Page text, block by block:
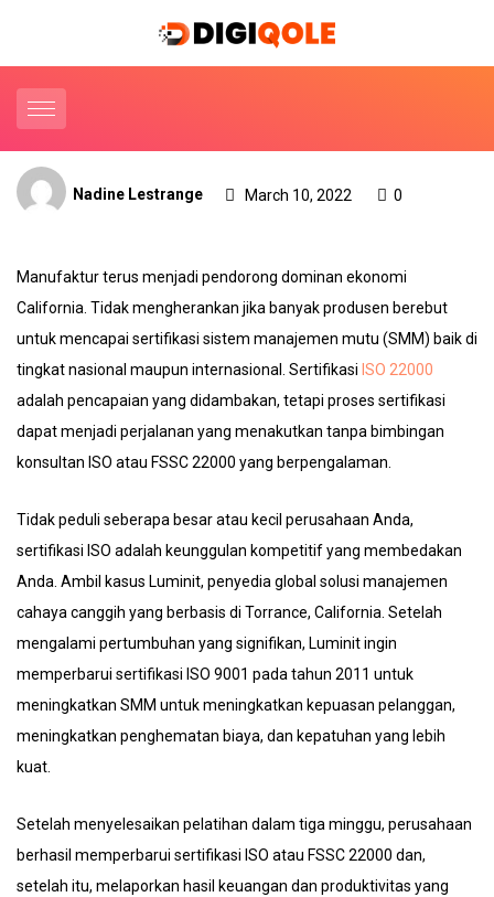
Nadine Lestrange March 10, 2022 0
Manufaktur terus menjadi pendorong dominan ekonomi
California. Tidak mengherankan jika banyak produsen berebut
untuk mencapai sertifikasi sistem manajemen mutu (SMM) baik di
tingkat nasional maupun internasional. Sertifikasi ISO 22000
adalah pencapaian yang didambakan, tetapi proses sertifikasi
dapat menjadi perjalanan yang menakutkan tanpa bimbingan
konsultan ISO atau FSSC 22000 yang berpengalaman.
Tidak peduli seberapa besar atau kecil perusahaan Anda,
sertifikasi ISO adalah keunggulan kompetitif yang membedakan
Anda. Ambil kasus Luminit, penyedia global solusi manajemen
cahaya canggih yang berbasis di Torrance, California. Setelah
mengalami pertumbuhan yang signifikan, Luminit ingin
memperbarui sertifikasi ISO 9001 pada tahun 2011 untuk
meningkatkan SMM untuk meningkatkan kepuasan pelanggan,
meningkatkan penghematan biaya, dan kepatuhan yang lebih
kuat.
Setelah menyelesaikan pelatihan dalam tiga minggu, perusahaan
berhasil memperbarui sertifikasi ISO atau FSSC 22000 dan,
setelah itu, melaporkan hasil keuangan dan produktivitas yang